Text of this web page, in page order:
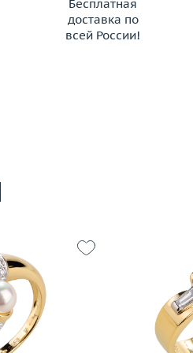
Бесплатная
доставка по
всей России!
750 пробы
Материал